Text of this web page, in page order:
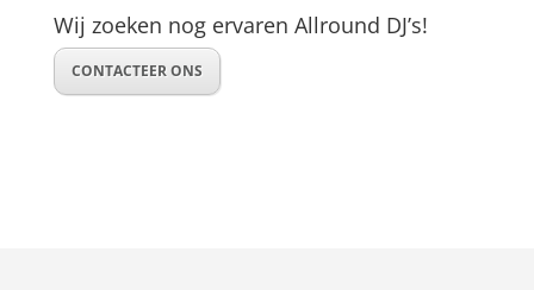
Wij zoeken nog ervaren Allround DJ’s!
CONTACTEER ONS